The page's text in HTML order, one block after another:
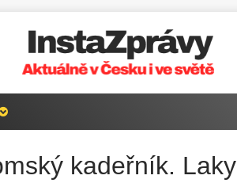
kadeřník. Laky